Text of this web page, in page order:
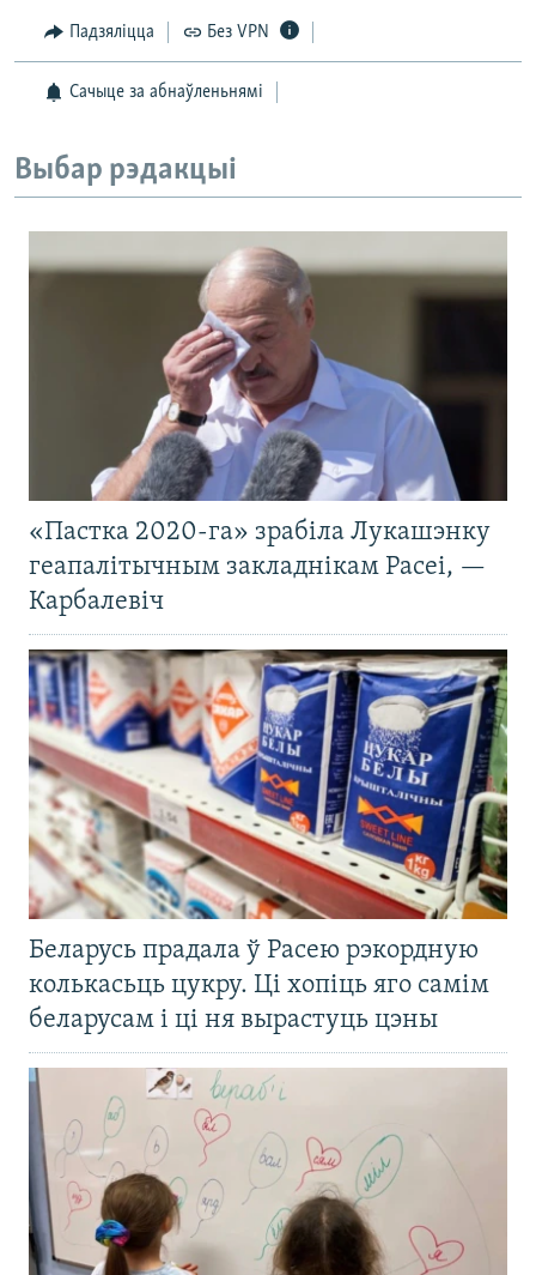
Падзяліцца Без VPN
Сачыце за абнаўленьнямі
Выбар рэдакцыі
«Пастка 2020-га» зрабіла Лукашэнку
геапалітычным закладнікам Расеі, —
Карбалевіч
Беларусь прадала ў Расею рэкордную
колькасьць цукру. Ці хопіць яго самім
беларусам і ці ня вырастуць цэны